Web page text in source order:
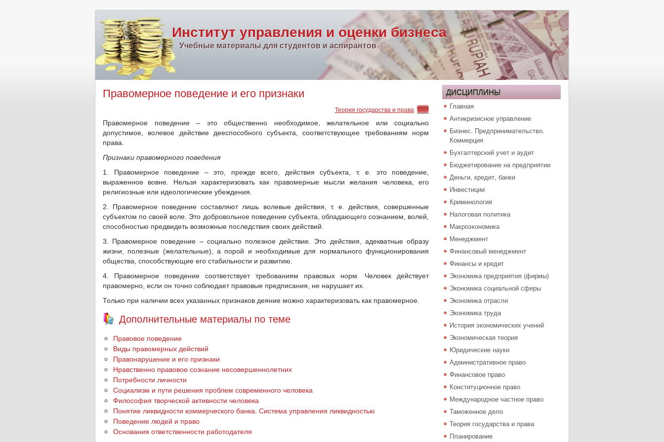
Институт управления и оценки бизнеса
Учебные материалы для студентов и аспирантов
Правомерное поведение и его признаки
Теория государства и права
Правомерное поведение – это общественно необходимое, желательное или социально
допустимое, волевое действие дееспособного субъекта, соответствующее требованиям норм
права.
Признаки правомерного поведения
1. Правомерное поведение – это, прежде всего, действия субъекта, т. е. это поведение,
выраженное вовне. Нельзя характеризовать как правомерные мысли желания человека, его
религиозные или идеологические убеждения.
2. Правомерное поведение составляют лишь волевые действия, т. е. действия, совершенные
субъектом по своей воле. Это добровольное поведение субъекта, обладающего сознанием, волей,
способностью предвидеть возможные последствия своих действий.
3. Правомерное поведение – социально полезное действие. Это действия, адекватные образу
жизни, полезные (желательные), а порой и необходимые для нормального функционирования
общества, способствующие его стабильности и развитию.
4. Правомерное поведение соответствует требованиям правовых норм. Человек действует
правомерно, если он точно соблюдает правовые предписания, не нарушает их.
Только при наличии всех указанных признаков деяние можно характеризовать как правомерное.
Дополнительные материалы по теме
Правовое поведение
Виды правомерных действий
Правонарушение и его признаки
Нравственно правовое сознание несовершеннолетних
Потребности личности
Социализм и пути решения проблем современного человека
Философия творческой активности человека
Понятие ликвидности коммерческого банка. Система управления ликвидностью
Поведение людей и право
Основания ответственности работодателя
ДИСЦИПЛИНЫ
Главная
Антикризисное управление
Бизнес. Предпринимательство.
Коммерция
Бухгалтерский учет и аудит
Бюджетирование на предприятии
Деньги, кредит, банки
Инвестиции
Криминология
Налоговая политика
Макроэкономика
Менеджмент
Финансовый менеджмент
Финансы и кредит
Экономика предприятия (фирмы)
Экономика социальной сферы
Экономика отрасли
Экономика труда
История экономических учений
Экономическая теория
Юридические науки
Административное право
Финансовое право
Конституционное право
Международное частное право
Таможенное дело
Теория государства и права
Планирование